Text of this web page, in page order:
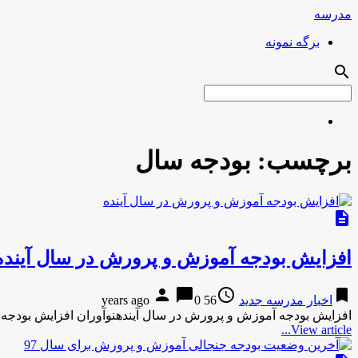
مدرسه
برگه نمونه
search
برچسب: بودجه سال
description
افزایش بودجه آموزش و پرورش در سال
bookmark اخبار مدرسه جدید access_time
56 years ago
person chat_bubble0
افزایش بودجه آموزش و پرورش در سال آیندهنوآوران افزایش
View article...